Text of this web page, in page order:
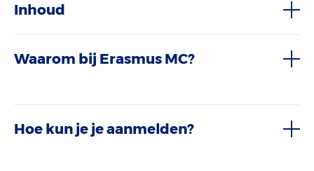
Inhoud
Waarom bij Erasmus MC?
Hoe kun je je aanmelden?